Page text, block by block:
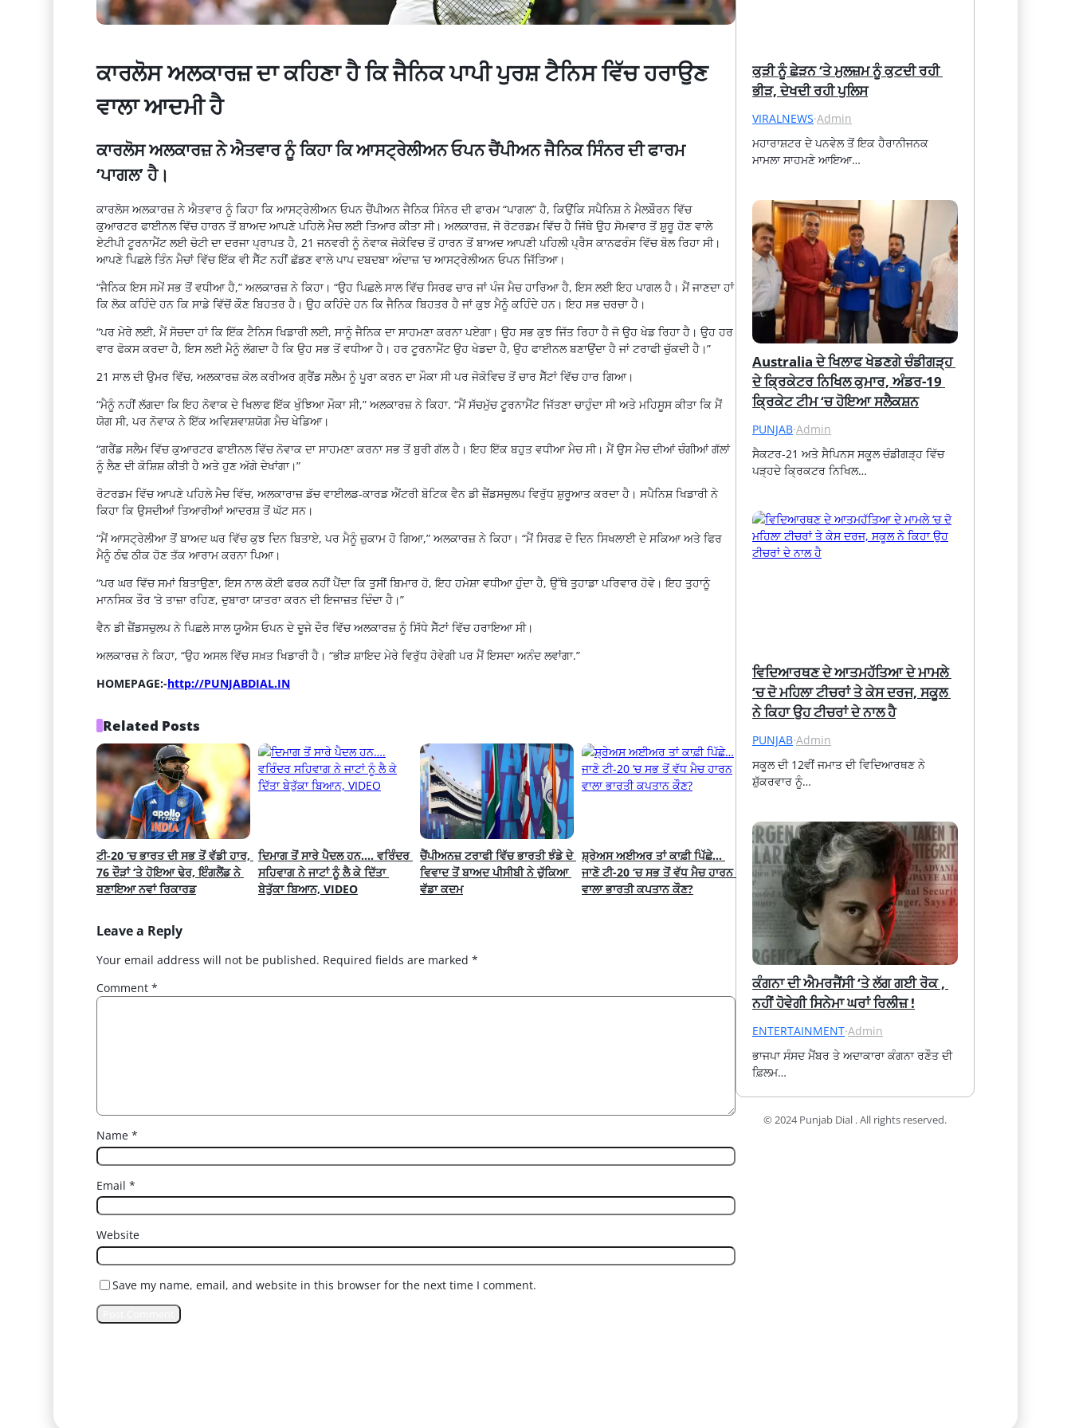
ਕਾਰਲੋਸ ਅਲਕਾਰਜ਼ ਦਾ ਕਹਿਣਾ ਹੈ ਕਿ ਜੈਨਿਕ ਪਾਪੀ ਪੁਰਸ਼ ਟੈਨਿਸ ਵਿੱਚ ਹਰਾਉਣ
ਵਾਲਾ ਆਦਮੀ ਹੈ
ਕਾਰਲੋਸ ਅਲਕਾਰਜ਼ ਨੇ ਐਤਵਾਰ ਨੂੰ ਕਿਹਾ ਕਿ ਆਸਟ੍ਰੇਲੀਅਨ ਓਪਨ ਚੈਂਪੀਅਨ ਜੈਨਿਕ ਸਿੰਨਰ ਦੀ ਫਾਰਮ
‘ਪਾਗਲ’ ਹੈ।
ਕਾਰਲੋਸ ਅਲਕਾਰਜ਼ ਨੇ ਐਤਵਾਰ ਨੂੰ ਕਿਹਾ ਕਿ ਆਸਟ੍ਰੇਲੀਅਨ ਓਪਨ ਚੈਂਪੀਅਨ ਜੈਨਿਕ ਸਿੰਨਰ ਦੀ ਫਾਰਮ “ਪਾਗਲ” ਹੈ, ਕਿਉਂਕਿ ਸਪੈਨਿਸ਼ ਨੇ ਮੈਲਬੌਰਨ ਵਿੱਚ
ਕੁਆਰਟਰ ਫਾਈਨਲ ਵਿੱਚ ਹਾਰਨ ਤੋਂ ਬਾਅਦ ਆਪਣੇ ਪਹਿਲੇ ਮੈਚ ਲਈ ਤਿਆਰ ਕੀਤਾ ਸੀ। ਅਲਕਾਰਜ਼, ਜੋ ਰੋਟਰਡਮ ਵਿੱਚ ਹੈ ਜਿੱਥੇ ਉਹ ਸੋਮਵਾਰ ਤੋਂ ਸ਼ੁਰੂ ਹੋਣ ਵਾਲੇ
ਏਟੀਪੀ ਟੂਰਨਾਮੈਂਟ ਲਈ ਚੋਟੀ ਦਾ ਦਰਜਾ ਪ੍ਰਾਪਤ ਹੈ, 21 ਜਨਵਰੀ ਨੂੰ ਨੋਵਾਕ ਜੋਕੋਵਿਚ ਤੋਂ ਹਾਰਨ ਤੋਂ ਬਾਅਦ ਆਪਣੀ ਪਹਿਲੀ ਪ੍ਰੈਸ ਕਾਨਫਰੰਸ ਵਿੱਚ ਬੋਲ ਰਿਹਾ ਸੀ।
ਆਪਣੇ ਪਿਛਲੇ ਤਿੰਨ ਮੈਚਾਂ ਵਿੱਚ ਇੱਕ ਵੀ ਸੈੱਟ ਨਹੀਂ ਛੱਡਣ ਵਾਲੇ ਪਾਪ ਦਬਦਬਾ ਅੰਦਾਜ਼ ‘ਚ ਆਸਟ੍ਰੇਲੀਅਨ ਓਪਨ ਜਿੱਤਿਆ।
“ਜੈਨਿਕ ਇਸ ਸਮੇਂ ਸਭ ਤੋਂ ਵਧੀਆ ਹੈ,” ਅਲਕਾਰਜ਼ ਨੇ ਕਿਹਾ। “ਉਹ ਪਿਛਲੇ ਸਾਲ ਵਿੱਚ ਸਿਰਫ ਚਾਰ ਜਾਂ ਪੰਜ ਮੈਚ ਹਾਰਿਆ ਹੈ, ਇਸ ਲਈ ਇਹ ਪਾਗਲ ਹੈ। ਮੈਂ ਜਾਣਦਾ ਹਾਂ
ਕਿ ਲੋਕ ਕਹਿੰਦੇ ਹਨ ਕਿ ਸਾਡੇ ਵਿੱਚੋਂ ਕੌਣ ਬਿਹਤਰ ਹੈ। ਉਹ ਕਹਿੰਦੇ ਹਨ ਕਿ ਜੈਨਿਕ ਬਿਹਤਰ ਹੈ ਜਾਂ ਕੁਝ ਮੈਨੂੰ ਕਹਿੰਦੇ ਹਨ। ਇਹ ਸਭ ਚਰਚਾ ਹੈ।
“ਪਰ ਮੇਰੇ ਲਈ, ਮੈਂ ਸੋਚਦਾ ਹਾਂ ਕਿ ਇੱਕ ਟੈਨਿਸ ਖਿਡਾਰੀ ਲਈ, ਸਾਨੂੰ ਜੈਨਿਕ ਦਾ ਸਾਹਮਣਾ ਕਰਨਾ ਪਏਗਾ। ਉਹ ਸਭ ਕੁਝ ਜਿੱਤ ਰਿਹਾ ਹੈ ਜੋ ਉਹ ਖੇਡ ਰਿਹਾ ਹੈ। ਉਹ ਹਰ
ਵਾਰ ਫੋਕਸ ਕਰਦਾ ਹੈ, ਇਸ ਲਈ ਮੈਨੂੰ ਲੱਗਦਾ ਹੈ ਕਿ ਉਹ ਸਭ ਤੋਂ ਵਧੀਆ ਹੈ। ਹਰ ਟੂਰਨਾਮੈਂਟ ਉਹ ਖੇਡਦਾ ਹੈ, ਉਹ ਫਾਈਨਲ ਬਣਾਉਂਦਾ ਹੈ ਜਾਂ ਟਰਾਫੀ ਚੁੱਕਦੀ ਹੈ।”
21 ਸਾਲ ਦੀ ਉਮਰ ਵਿੱਚ, ਅਲਕਾਰਜ਼ ਕੋਲ ਕਰੀਅਰ ਗ੍ਰੈਂਡ ਸਲੈਮ ਨੂੰ ਪੂਰਾ ਕਰਨ ਦਾ ਮੌਕਾ ਸੀ ਪਰ ਜੋਕੋਵਿਚ ਤੋਂ ਚਾਰ ਸੈੱਟਾਂ ਵਿੱਚ ਹਾਰ ਗਿਆ।
“ਮੈਨੂੰ ਨਹੀਂ ਲੱਗਦਾ ਕਿ ਇਹ ਨੋਵਾਕ ਦੇ ਖਿਲਾਫ ਇੱਕ ਖੁੰਝਿਆ ਮੌਕਾ ਸੀ,” ਅਲਕਾਰਜ਼ ਨੇ ਕਿਹਾ. “ਮੈਂ ਸੱਚਮੁੱਚ ਟੂਰਨਾਮੈਂਟ ਜਿੱਤਣਾ ਚਾਹੁੰਦਾ ਸੀ ਅਤੇ ਮਹਿਸੂਸ ਕੀਤਾ ਕਿ ਮੈਂ
ਯੋਗ ਸੀ, ਪਰ ਨੋਵਾਕ ਨੇ ਇੱਕ ਅਵਿਸ਼ਵਾਸ਼ਯੋਗ ਮੈਚ ਖੇਡਿਆ।
“ਗਰੈਂਡ ਸਲੈਮ ਵਿੱਚ ਕੁਆਰਟਰ ਫਾਈਨਲ ਵਿੱਚ ਨੋਵਾਕ ਦਾ ਸਾਹਮਣਾ ਕਰਨਾ ਸਭ ਤੋਂ ਬੁਰੀ ਗੱਲ ਹੈ। ਇਹ ਇੱਕ ਬਹੁਤ ਵਧੀਆ ਮੈਚ ਸੀ। ਮੈਂ ਉਸ ਮੈਚ ਦੀਆਂ ਚੰਗੀਆਂ ਗੱਲਾਂ
ਨੂੰ ਲੈਣ ਦੀ ਕੋਸ਼ਿਸ਼ ਕੀਤੀ ਹੈ ਅਤੇ ਹੁਣ ਅੱਗੇ ਦੇਖਾਂਗਾ।”
ਰੋਟਰਡਮ ਵਿੱਚ ਆਪਣੇ ਪਹਿਲੇ ਮੈਚ ਵਿੱਚ, ਅਲਕਾਰਾਜ਼ ਡੱਚ ਵਾਈਲਡ-ਕਾਰਡ ਐਂਟਰੀ ਬੋਟਿਕ ਵੈਨ ਡੀ ਜ਼ੈਂਡਸਚੁਲਪ ਵਿਰੁੱਧ ਸ਼ੁਰੂਆਤ ਕਰਦਾ ਹੈ। ਸਪੈਨਿਸ਼ ਖਿਡਾਰੀ ਨੇ
ਕਿਹਾ ਕਿ ਉਸਦੀਆਂ ਤਿਆਰੀਆਂ ਆਦਰਸ਼ ਤੋਂ ਘੱਟ ਸਨ।
“ਮੈਂ ਆਸਟ੍ਰੇਲੀਆ ਤੋਂ ਬਾਅਦ ਘਰ ਵਿੱਚ ਕੁਝ ਦਿਨ ਬਿਤਾਏ, ਪਰ ਮੈਨੂੰ ਜ਼ੁਕਾਮ ਹੋ ਗਿਆ,” ਅਲਕਾਰਜ਼ ਨੇ ਕਿਹਾ। “ਮੈਂ ਸਿਰਫ਼ ਦੋ ਦਿਨ ਸਿਖਲਾਈ ਦੇ ਸਕਿਆ ਅਤੇ ਫਿਰ
ਮੈਨੂੰ ਠੰਢ ਠੀਕ ਹੋਣ ਤੱਕ ਆਰਾਮ ਕਰਨਾ ਪਿਆ।
“ਪਰ ਘਰ ਵਿੱਚ ਸਮਾਂ ਬਿਤਾਉਣਾ, ਇਸ ਨਾਲ ਕੋਈ ਫਰਕ ਨਹੀਂ ਪੈਂਦਾ ਕਿ ਤੁਸੀਂ ਬਿਮਾਰ ਹੋ, ਇਹ ਹਮੇਸ਼ਾ ਵਧੀਆ ਹੁੰਦਾ ਹੈ, ਉੱਥੇ ਤੁਹਾਡਾ ਪਰਿਵਾਰ ਹੋਵੇ। ਇਹ ਤੁਹਾਨੂੰ
ਮਾਨਸਿਕ ਤੌਰ ‘ਤੇ ਤਾਜ਼ਾ ਰਹਿਣ, ਦੁਬਾਰਾ ਯਾਤਰਾ ਕਰਨ ਦੀ ਇਜਾਜ਼ਤ ਦਿੰਦਾ ਹੈ।”
ਵੈਨ ਡੀ ਜ਼ੈਂਡਸਚੁਲਪ ਨੇ ਪਿਛਲੇ ਸਾਲ ਯੂਐਸ ਓਪਨ ਦੇ ਦੂਜੇ ਦੌਰ ਵਿੱਚ ਅਲਕਾਰਜ਼ ਨੂੰ ਸਿੱਧੇ ਸੈੱਟਾਂ ਵਿੱਚ ਹਰਾਇਆ ਸੀ।
ਅਲਕਾਰਜ਼ ਨੇ ਕਿਹਾ, “ਉਹ ਅਸਲ ਵਿੱਚ ਸਖ਼ਤ ਖਿਡਾਰੀ ਹੈ। “ਭੀੜ ਸ਼ਾਇਦ ਮੇਰੇ ਵਿਰੁੱਧ ਹੋਵੇਗੀ ਪਰ ਮੈਂ ਇਸਦਾ ਅਨੰਦ ਲਵਾਂਗਾ.”
HOMEPAGE:-http://PUNJABDIAL.IN
Related Posts
ਟੀ-20 ‘ਚ ਭਾਰਤ ਦੀ ਸਭ ਤੋਂ ਵੱਡੀ ਹਾਰ,
76 ਦੌੜਾਂ ‘ਤੇ ਹੋਇਆ ਢੇਰ, ਇੰਗਲੈਂਡ ਨੇ
ਬਣਾਇਆ ਨਵਾਂ ਰਿਕਾਰਡ
ਦਿਮਾਗ ਤੋਂ ਸਾਰੇ ਪੈਦਲ ਹਨ…. ਵਰਿੰਦਰ
ਸਹਿਵਾਗ ਨੇ ਜਾਟਾਂ ਨੂੰ ਲੈ ਕੇ ਦਿੱਤਾ
ਬੇਤੁੱਕਾ ਬਿਆਨ, VIDEO
ਚੈਂਪੀਅਨਜ਼ ਟਰਾਫੀ ਵਿੱਚ ਭਾਰਤੀ ਝੰਡੇ ਦੇ
ਵਿਵਾਦ ਤੋਂ ਬਾਅਦ ਪੀਸੀਬੀ ਨੇ ਚੁੱਕਿਆ
ਵੱਡਾ ਕਦਮ
ਸ਼੍ਰੇਅਸ ਅਈਅਰ ਤਾਂ ਕਾਫ਼ੀ ਪਿੱਛੇ…
ਜਾਣੋ ਟੀ-20 ‘ਚ ਸਭ ਤੋਂ ਵੱਧ ਮੈਚ ਹਾਰਨ
ਵਾਲਾ ਭਾਰਤੀ ਕਪਤਾਨ ਕੌਣ?
Leave a Reply
Your email address will not be published. Required fields are marked *
Comment *
Name *
Email *
Website
Save my name, email, and website in this browser for the next time I comment.
ਕੁੜੀ ਨੂੰ ਛੇੜਨ ‘ਤੇ ਮੁਲਜ਼ਮ ਨੂੰ ਕੁਟਦੀ ਰਹੀ
ਭੀੜ, ਦੇਖਦੀ ਰਹੀ ਪੁਲਿਸ
VIRALNEWS·Admin
ਮਹਾਰਾਸ਼ਟਰ ਦੇ ਪਨਵੇਲ ਤੋਂ ਇਕ ਹੈਰਾਨੀਜਨਕ
ਮਾਮਲਾ ਸਾਹਮਣੇ ਆਇਆ…
Australia ਦੇ ਖਿਲਾਫ ਖੇਡਣਗੇ ਚੰਡੀਗੜ੍ਹ
ਦੇ ਕ੍ਰਿਕੇਟਰ ਨਿਖਿਲ ਕੁਮਾਰ, ਅੰਡਰ-19
ਕ੍ਰਿਕੇਟ ਟੀਮ ‘ਚ ਹੋਇਆ ਸਲੈਕਸ਼ਨ
PUNJAB·Admin
ਸੈਕਟਰ-21 ਅਤੇ ਸੈਪਿਨਸ ਸਕੂਲ ਚੰਡੀਗੜ੍ਹ ਵਿੱਚ
ਪੜ੍ਹਦੇ ਕ੍ਰਿਕਟਰ ਨਿਖਿਲ…
ਵਿਦਿਆਰਥਣ ਦੇ ਆਤਮਹੱਤਿਆ ਦੇ ਮਾਮਲੇ
‘ਚ ਦੋ ਮਹਿਲਾ ਟੀਚਰਾਂ ਤੇ ਕੇਸ ਦਰਜ, ਸਕੂਲ
ਨੇ ਕਿਹਾ ਉਹ ਟੀਚਰਾਂ ਦੇ ਨਾਲ ਹੈ
PUNJAB·Admin
ਸਕੂਲ ਦੀ 12ਵੀਂ ਜਮਾਤ ਦੀ ਵਿਦਿਆਰਥਣ ਨੇ
ਸ਼ੁੱਕਰਵਾਰ ਨੂੰ…
ਕੰਗਨਾ ਦੀ ਐਮਰਜੈਂਸੀ ‘ਤੇ ਲੱਗ ਗਈ ਰੋਕ ,
ਨਹੀਂ ਹੋਵੇਗੀ ਸਿਨੇਮਾ ਘਰਾਂ ਰਿਲੀਜ਼ !
ENTERTAINMENT·Admin
ਭਾਜਪਾ ਸੰਸਦ ਮੈਂਬਰ ਤੇ ਅਦਾਕਾਰਾ ਕੰਗਨਾ ਰਣੌਤ ਦੀ
ਫ਼ਿਲਮ…
© 2024 Punjab Dial . All rights reserved.